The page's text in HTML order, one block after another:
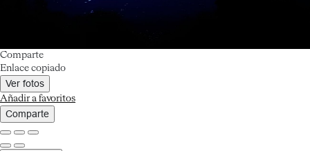
Comparte
Enlace copiado
Ver fotos
Añadir a favoritos
Comparte